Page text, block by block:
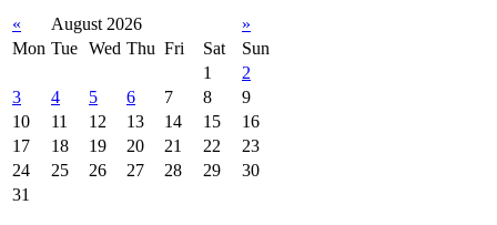
« August 2026
»
Mon Tue Wed Thu Fri Sat
Sun
1
2
3
4 5 6 7 8
9
10
11 12 13 14 15
16
17
18 19 20 21 22
23
24
25 26 27 28 29
30
31